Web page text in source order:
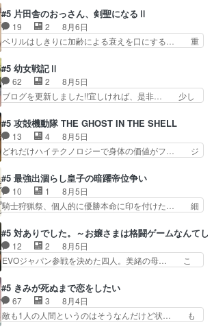
す隼人を見てなぜか不安に… 無理なダイエットは
禁物だけど、なかなか結… 「これからもお手入
れ、がんばりゅ」ありが…
鈴奈（@0suzuna0）が【マリー… 村ごと乗っ取
られてたら流石に気付かないか… 《漫画版少し読
んだことある》エリックとゴ… ロックは敵に容赦
無くブスっといくから気持… 勇者パーティー再結
構エグいことするよな… ねぇ猫耳ガール、敵の根
城に乗り込む事を同… 世もや替えが利くと復活P
とは？！もう来週…
#5 片田舎のおっさん、剣聖になるⅡ
19 2
8月6日
ベリルはしきりに加齢による衰えを口にする… 重
んじゃないですか。魔物の群を発見した… アマプ
ラにて視聴終わり！サーベルボア討伐… を言い訳
にしたくないものですねwボア狩り… 先生として
のベリルが好きだけど、今回みた… 4人だけでサ
ーベルボアが暴れてると聞い… ちょっと年齢の事
を言いすぎとゆーか言い訳… ベリルの母もやはり
只者じゃなかったかベリ…
#5 幼女戦記Ⅱ
62 2
8月5日
ブログを更新しました!!宜しければ、是非… 少し
ゥーアの唯一の手駒が強すぎる笑あお… 私にとっ
て完全にご褒美回ゼー様の葉巻シー… やはりター
ニャが後方指揮だと展開に迫力が… “貧乏籤百連
無料ガチャ”100連でも1回… 2期入ってから地味
ばならぬ」って言葉に… ゼートゥーア左遷によっ
て参謀本部の連携が… 緊張感ある戦闘描写とギャ
グ今週の『有能な…
#5 攻殻機動隊 THE GHOST IN THE SHELL
13 4
8月5日
どれだけハイテクノロジーで身体の価値がフ… ジ
コマだいぶ理性持ち始めた。この世界の… 原作読
んだのもう何年も前なのに、覚えてる… コイルの
汚職を突き止めるべくバトーの指導… やまとん1
号はどこの部分で使うのだろう？… 日本とロシア
primevideoで視聴しまし… 前回同様『イノセン
ス』を含む押井・神山版… 第５話「EPISODEラ
ストの母親の気持…
#5 最強出涸らし皇子の暗躍帝位争い
10 1
8月5日
騎士狩猟祭、個人的に優勝本命に印を付けた… 細
ナがチートすぎる笑アルは最初から自分… プラネ
ット・ウィズ展開アツいな「騎士狩猟… 麦茶どこ
ろかタイトル通り麦茶の出涸らしぐ… 第５話を
ABEMAで視聴しました。視聴に… 復讐に燃える
が“萌え”なのでこの娘が皇帝… ウサギ好きそうな
王女殿下がかわいい。幼馴… ついに始まった狩猟
祭。エルナの活躍で上位…
#5 対ありでした。～お嬢さまは格闘ゲームなんてし
12 2
8月5日
EVOジャパン参戦を決めた四人。美緒の母… こ
目は気品溢れてるのに中身は…美緒ママ… テー
マ：格ゲー大会に行くには？感想は、美… 大会を
前に格ゲー熱が高まる一方、百合の本… 東京で開
催される格ゲー大会に参加すること… Japanに向
#5 きみが死ぬまで恋をしたい
67 3
8月4日
敵も1人の人間というのはそうなんだけど状… も